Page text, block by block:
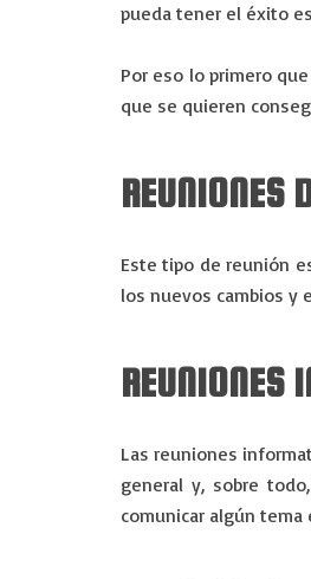
pueda tener el éxito
Por eso lo primero
que se quieren
REUNIONES
Este tipo de reunión
los nuevos cambios y
REUNIONES
Las reuniones
general y, sobre
comunicar algún